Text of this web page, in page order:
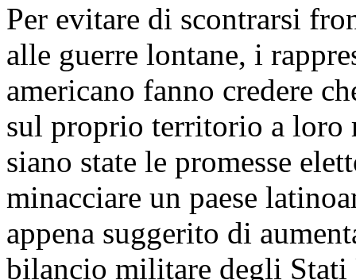
Per evitare di scontrarsi
alle guerre lontane, i
americano fanno credere
sul proprio territorio a loro
siano state le promesse
minacciare un paese
appena suggerito di
bilancio militare degli